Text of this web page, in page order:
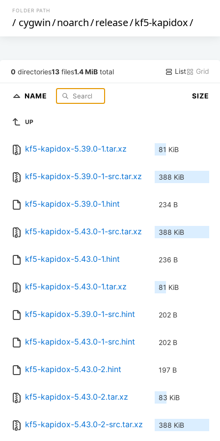
FOLDER PATH
/ cygwin/noarch/release/kf5-kapidox/
0 directories13 files1.4 MiB total List Grid
NAME SIZE
UP
kf5-kapidox-5.39.0-1.tar.xz 81 KiB
kf5-kapidox-5.39.0-1-src.tar.xz 388 KiB
kf5-kapidox-5.39.0-1.hint 234 B
kf5-kapidox-5.43.0-1-src.tar.xz 388 KiB
kf5-kapidox-5.43.0-1.hint 236 B
kf5-kapidox-5.43.0-1.tar.xz 81 KiB
kf5-kapidox-5.39.0-1-src.hint 202 B
kf5-kapidox-5.43.0-1-src.hint 202 B
kf5-kapidox-5.43.0-2.hint 197 B
kf5-kapidox-5.43.0-2.tar.xz 83 KiB
kf5-kapidox-5.43.0-2-src.tar.xz 388 KiB